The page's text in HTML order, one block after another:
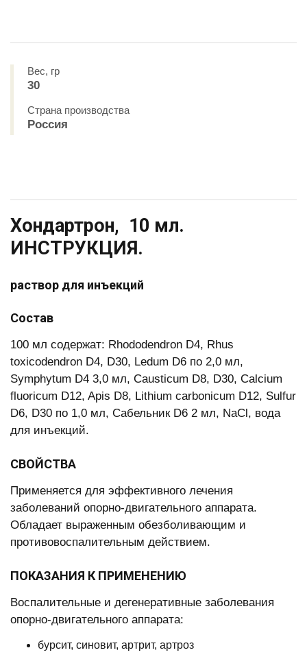
Вес, гр
30
Страна производства
Россия
Хондартрон, 10 мл.
ИНСТРУКЦИЯ.
раствор для инъекций
Состав
100 мл содержат: Rhododendron D4, Rhus
toxicodendron D4, D30, Ledum D6 по 2,0 мл,
Symphytum D4 3,0 мл, Causticum D8, D30, Calcium
fluoricum D12, Apis D8, Lithium carbonicum D12, Sulfur
D6, D30 по 1,0 мл, Сабельник D6 2 мл, NaCl, вода
для инъекций.
СВОЙСТВА
Применяется для эффективного лечения
заболеваний опорно-двигательного аппарата.
Обладает выраженным обезболивающим и
противовоспалительным действием.
ПОКАЗАНИЯ К ПРИМЕНЕНИЮ
Воспалительные и дегенеративные заболевания
опорно-двигательного аппарата:
бурсит, синовит, артрит, артроз